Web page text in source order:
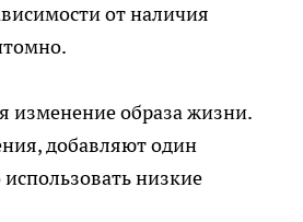
от наличия
изменение образа жизни.
добавляют один
низкие